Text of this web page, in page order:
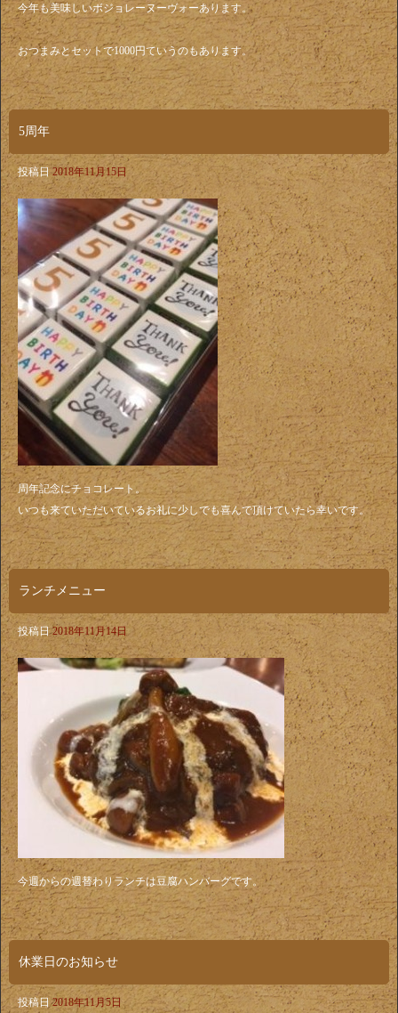
今年も美味しいボジョレーヌーヴォーあります。
おつまみとセットで1000円ていうのもあります。
5周年
投稿日 2018年11月15日
周年記念にチョコレート。
いつも来ていただいているお礼に少しでも喜んで頂けていたら幸いです。
ランチメニュー
投稿日 2018年11月14日
今週からの週替わりランチは豆腐ハンバーグです。
休業日のお知らせ
投稿日 2018年11月5日